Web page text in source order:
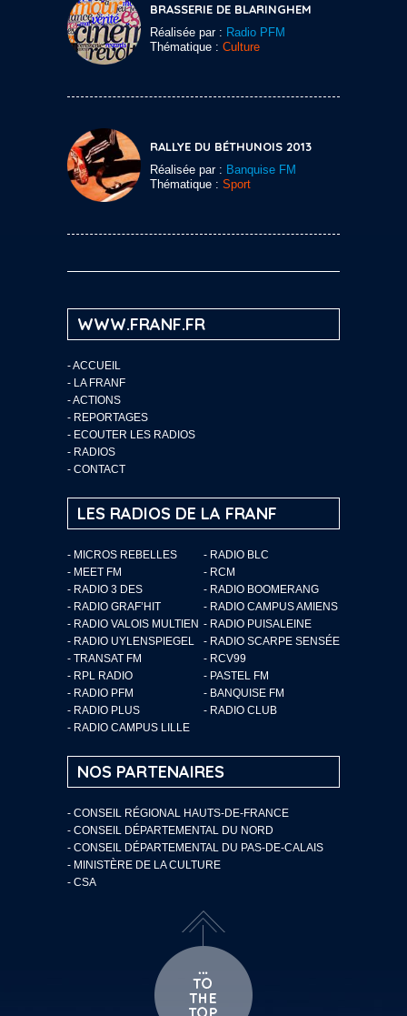
BRASSERIE DE BLARINGHEM
Réalisée par : Radio PFM
Thématique : Culture
RALLYE DU BÉTHUNOIS 2013
Réalisée par : Banquise FM
Thématique : Sport
WWW.FRANF.FR
-ACCUEIL
- LA FRANF
-ACTIONS
- REPORTAGES
- ECOUTER LES RADIOS
- RADIOS
- CONTACT
LES RADIOS DE LA FRANF
- MICROS REBELLES
- RADIO BLC
- MEET FM
- RCM
- RADIO 3 DES
- RADIO BOOMERANG
- RADIO GRAF’HIT
- RADIO CAMPUS AMIENS
- RADIO VALOIS MULTIEN - RADIO PUISALEINE
- RADIO UYLENSPIEGEL
- RADIO SCARPE SENSÉE
- TRANSAT FM
- RCV99
- RPL RADIO
- PASTEL FM
- RADIO PFM
- BANQUISE FM
- RADIO PLUS
- RADIO CLUB
- RADIO CAMPUS LILLE
NOS PARTENAIRES
- CONSEIL RÉGIONAL HAUTS-DE-FRANCE
- CONSEIL DÉPARTEMENTAL DU NORD
- CONSEIL DÉPARTEMENTAL DU PAS-DE-CALAIS
- MINISTÈRE DE LA CULTURE
- CSA